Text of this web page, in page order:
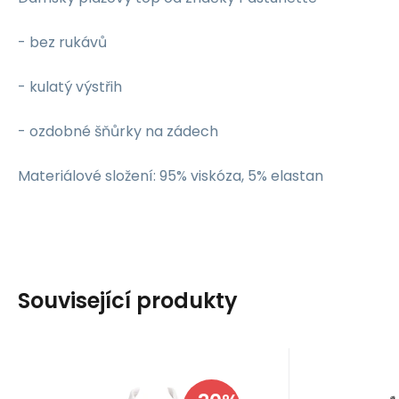
- bez rukávů
- kulatý výstřih
- ozdobné šňůrky na zádech
Materiálové složení: 95% viskóza, 5% elastan
Související produkty
Kód: i10_P4480
Skladem - expedice ihned